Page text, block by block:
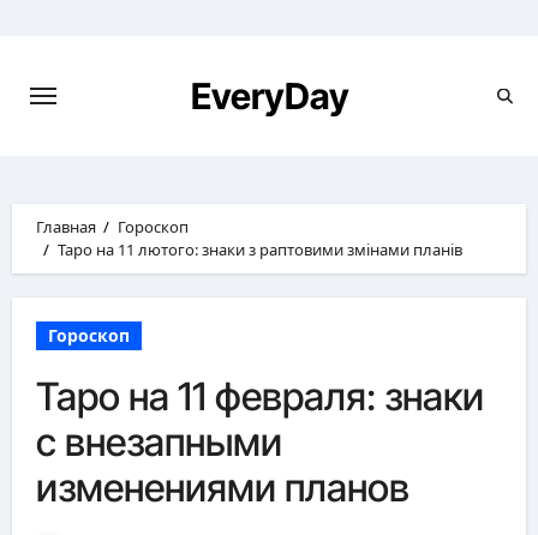
EveryDay
Главная
Гороскоп
Таро на 11 лютого: знаки з раптовими змінами планів
Гороскоп
Таро на 11 февраля: знаки
с внезапными
изменениями планов